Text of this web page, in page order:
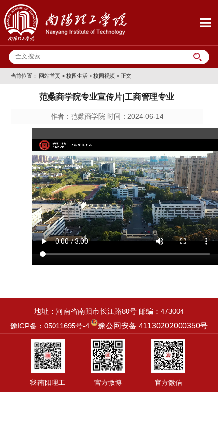
当前位置： 网站首页 >校园生活 >校园视频 > 正文
范蠡商学院专业宣传片|工商管理专业
作者：范蠡商学院 时间：2024-06-14
地址：河南省南阳市长江路80号 邮编：473004
豫ICP备：05011695号-4
豫公网安备 41130202000350号
我i南阳理工 官方微博 官方微信